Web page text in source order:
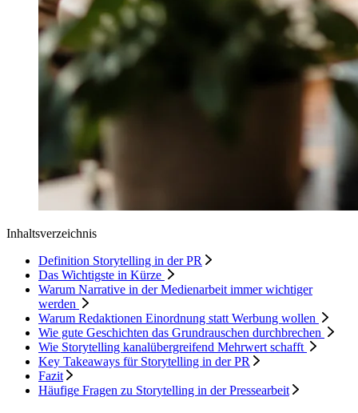
Inhaltsverzeichnis
Definition Storytelling in der PR
Das Wichtigste in Kürze
Warum Narrative in der Medienarbeit immer wichtiger
werden
Warum Redaktionen Einordnung statt Werbung wollen
Wie gute Geschichten das Grundrauschen durchbrechen
Wie Storytelling kanalübergreifend Mehrwert schafft
Key Takeaways für Storytelling in der PR
Fazit
Häufige Fragen zu Storytelling in der Pressearbeit